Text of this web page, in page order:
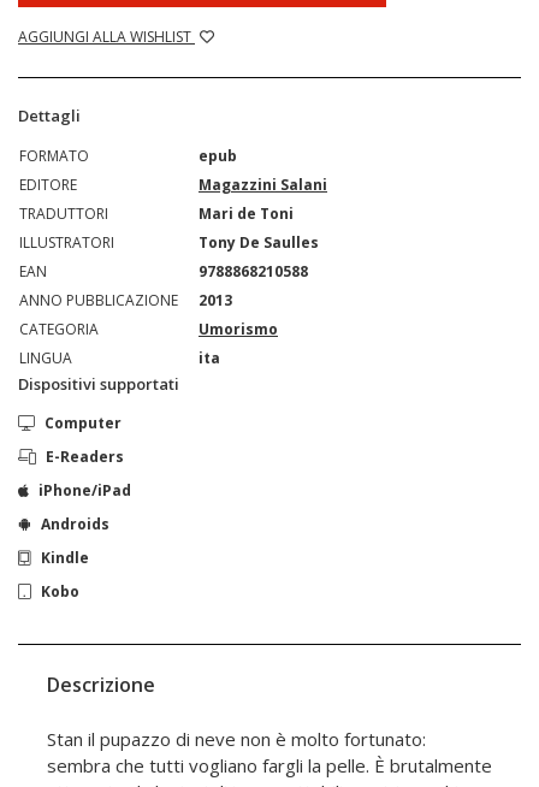
AGGIUNGI ALLA WISHLIST
Dettagli
FORMATO
epub
EDITORE
Magazzini Salani
TRADUTTORI
Mari de Toni
ILLUSTRATORI
Tony De Saulles
EAN
9788868210588
ANNO PUBBLICAZIONE
2013
CATEGORIA
Umorismo
LINGUA
ita
Dispositivi supportati
Computer
E-Readers
iPhone/iPad
Androids
Kindle
Kobo
Descrizione
Stan il pupazzo di neve non è molto fortunato:
sembra che tutti vogliano fargli la pelle. È brutalmente